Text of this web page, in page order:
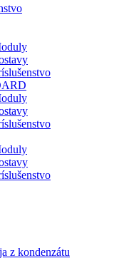
z kondenzátu